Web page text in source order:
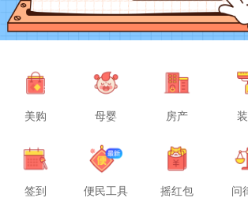
美购 母婴 房产
签到 便民工具 摇红包 问